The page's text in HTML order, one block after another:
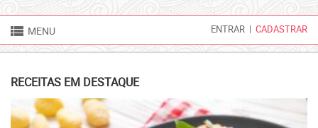
 MENU ENTRAR | CADASTRAR
RECEITAS EM DESTAQUE